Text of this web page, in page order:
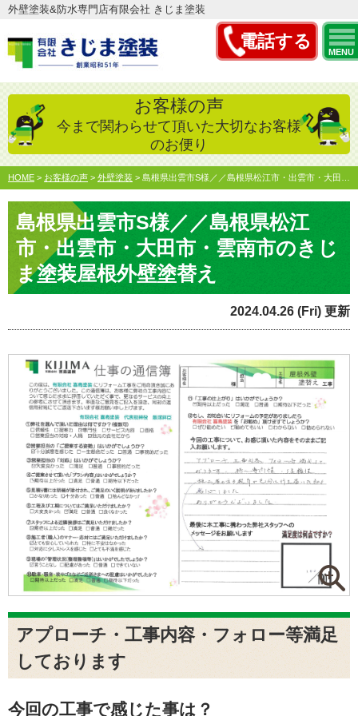
電話する
MENU
外壁塗装&防水専門店有限会社 きじま塗装
お客様の声
今まで関わらせて頂いた大切なお客様
のお便り
HOME > お客様の声 > 外壁塗装 > 島根県出雲市S様／／島根県松江市・出雲市・大田市・雲南市の…
島根県出雲市S様／／島根県松江
市・出雲市・大田市・雲南市のきじ
ま塗装屋根外壁塗替え
2024.04.26 (Fri) 更新
アプローチ・工事内容・フォロー等満足
しております
今回の工事で感じた事は？